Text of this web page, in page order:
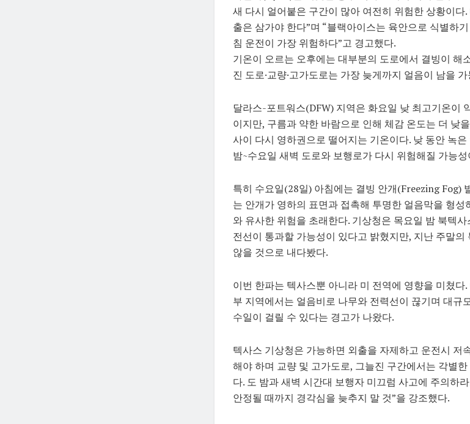
새 다시 얼어붙은 구간이 많아 여전히 위험한 상황이다
출은 삼가야 한다”며 “블랙아이스는 육안으로 식별하
침 운전이 가장 위험하다”고 경고했다.
기온이 오르는 오후에는 대부분의 도로에서 결빙이 해
진 도로·교량·고가도로는 가장 늦게까지 얼음이 남을
달라스-포트워스(DFW) 지역은 화요일 낮 최고기온이
이지만, 구름과 약한 바람으로 인해 체감 온도는 더 낮
사이 다시 영하권으로 떨어지는 기온이다. 낮 동안 녹
밤~수요일 새벽 도로와 보행로가 다시 위험해질 가능성
특히 수요일(28일) 아침에는 결빙 안개(Freezing Fog)
는 안개가 영하의 표면과 접촉해 투명한 얼음막을 형성
와 유사한 위험을 초래한다. 기상청은 목요일 밤 북텍
전선이 통과할 가능성이 있다고 밝혔지만, 지난 주말의
않을 것으로 내다봤다.
이번 한파는 텍사스뿐 아니라 미 전역에 영향을 미쳤다
부 지역에서는 얼음비로 나무와 전력선이 끊기며 대규
수일이 걸릴 수 있다는 경고가 나왔다.
텍사스 기상청은 가능하면 외출을 자제하고 운전시 저
해야 하며 교량 및 고가도로, 그늘진 구간에서는 각별
다. 도 밤과 새벽 시간대 보행자 미끄럼 사고에 주의하
안정될 때까지 경각심을 늦추지 말 것”을 강조했다.